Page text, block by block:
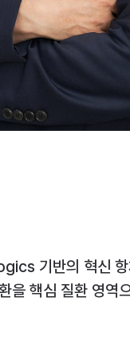
기반의 혁신 항
핵심 질환 영